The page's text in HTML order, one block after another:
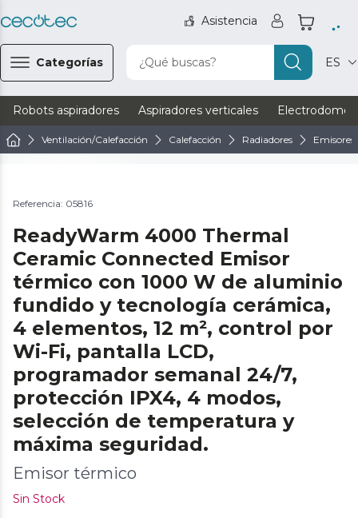
Asistencia
Categorías ¿Qué buscas? ES
Robots aspiradores Aspiradores verticales
Ventilación/Calefacción Calefacción Radiadores
Referencia: 05816
ReadyWarm 4000 Thermal
Ceramic Connected Emisor
térmico con 1000 W de aluminio
fundido y tecnología cerámica,
4 elementos, 12 m², control por
Wi-Fi, pantalla LCD,
programador semanal 24/7,
protección IPX4, 4 modos,
selección de temperatura y
máxima seguridad.
Emisor térmico
Sin Stock